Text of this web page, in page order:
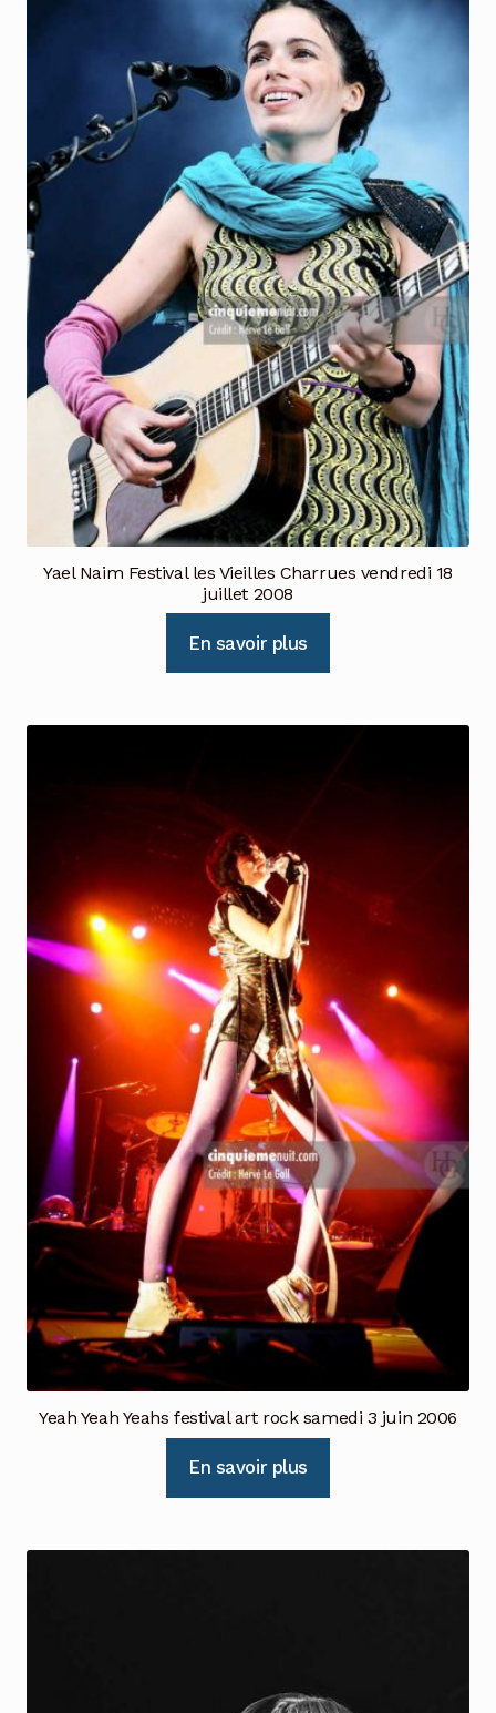
Yael Naim Festival les Vieilles Charrues vendredi 18
juillet 2008
En savoir plus
Yeah Yeah Yeahs festival art rock samedi 3 juin 2006
En savoir plus